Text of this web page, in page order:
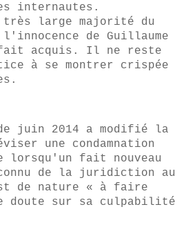
internautes.
très large majorité du
de Guillaume
fait acquis. Il ne reste
à se montrer crispée
juin 2014 a modifié
la
une condamnation
lorsqu'un fait nouveau
de la juridiction au
de nature « à faire
doute sur sa culpabilité